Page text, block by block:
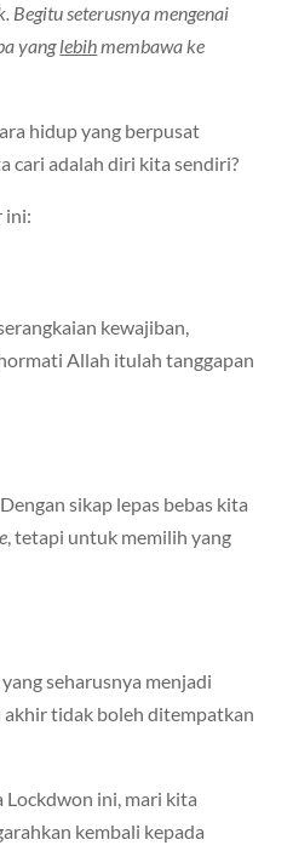
Begitu seterusnya mengenai
yanglebihmembawa ke
hidup yang berpusat
cari adalah diri kita sendiri?
ini:
kewajiban,
Allah itulah tanggapan
sikap lepas bebas kita
, tetapi untuk memilih yang
seharusnya menjadi
akhir tidak boleh ditempatkan
Lockdwon ini, mari kita
kembali kepada